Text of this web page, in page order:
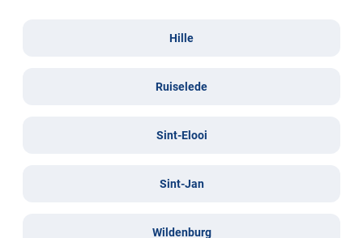
Hille
Ruiselede
Sint-Elooi
Sint-Jan
Wildenburg